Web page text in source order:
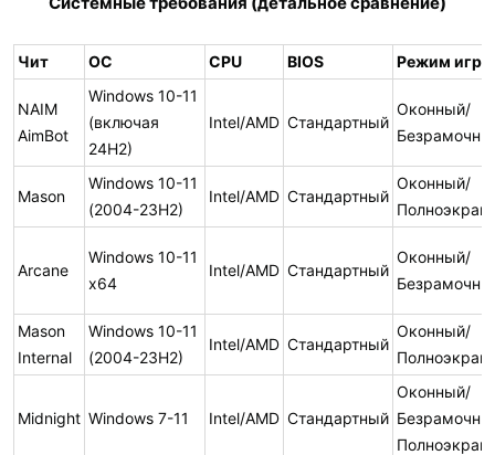
Чит ОС CPU BIOS Режим игры
NAIM
AimBot
Windows 10-11
(включая
24H2)
Intel/AMD Стандартный
Оконный/
Mason
Windows 10-11
(2004-23H2)
Intel/AMD Стандартный
Оконный/
Arcane
Windows 10-11
x64
Intel/AMD Стандартный
Оконный/
Mason
Internal
Windows 10-11
(2004-23H2)
Intel/AMD Стандартный
Оконный/
Midnight Windows 7-11 Intel/AMD Стандартный
Оконный/